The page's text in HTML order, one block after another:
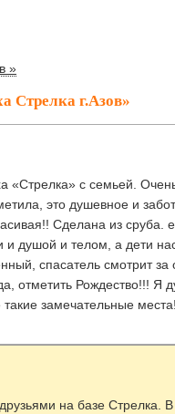
»
Стрелка г.Азов»
«Стрелка» с семьей.
это душевное и
Сделана из сруба.
и душой и телом, а дети
спасатель смотрит за
отметить Рождество!!! Я
замечательные
на базе Стрелка.